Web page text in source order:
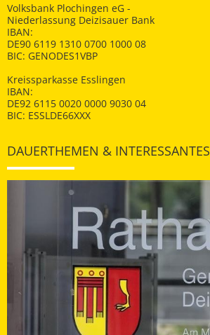
Volksbank Plochingen eG -
Niederlassung Deizisauer Bank
IBAN:
DE90 6119 1310 0700 1000 08
BIC: GENODES1VBP
Kreissparkasse Esslingen
IBAN:
DE92 6115 0020 0000 9030 04
BIC: ESSLDE66XXX
DAUERTHEMEN & INTERESSANTES